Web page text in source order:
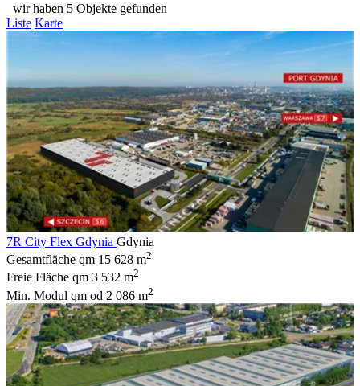
wir haben 5 Objekte gefunden
Liste Karte
7R City Flex Gdynia Gdynia
Gesamtfläche qm 15 628 m2
Freie Fläche qm 3 532 m2
Min. Modul qm od 2 086 m2